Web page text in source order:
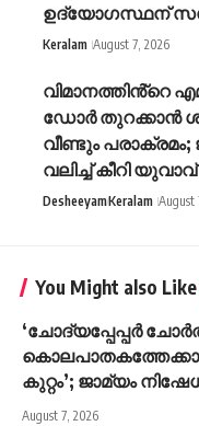
ഉദ്യോഗസ്ഥന്
Keralam August 7, 2026
വിമാനത്തിൻ്റെ
ഡോർ തുറക്കാൻ
വീണ്ടും പരാക്രമം;
വലിച്ച് കീറി യുവാവ്
DesheeyamKeralam August
You Might also Like
‘ചോദ്യപ്പേപ്പർ
കുറ്റം’; ജാമ്യം
August 7, 2026